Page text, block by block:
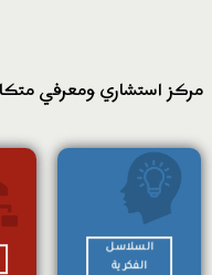
مركز استشاري ومعرفي
السلاسل
الفكرية